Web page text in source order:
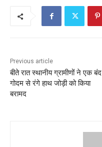
Previous article
बीते रात स्थानीय ग्रामीणों ने एक बंद
गोदम से रंगे हाथ जोड़ी को किया
बरामद